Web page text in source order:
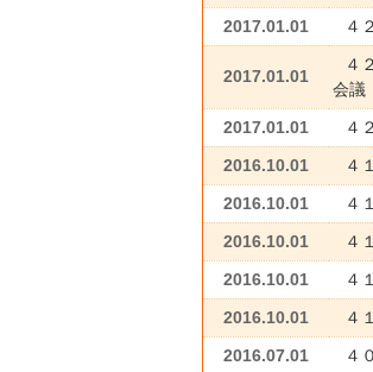
2017.01.01 ４
2017.01.01
４
会議
2017.01.01 ４
2016.10.01 ４
2016.10.01 ４
2016.10.01 ４
2016.10.01 ４
2016.10.01 ４
2016.07.01 ４